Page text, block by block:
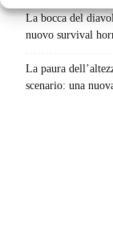
La bocca del
nuovo survival
La paura
scenario: una